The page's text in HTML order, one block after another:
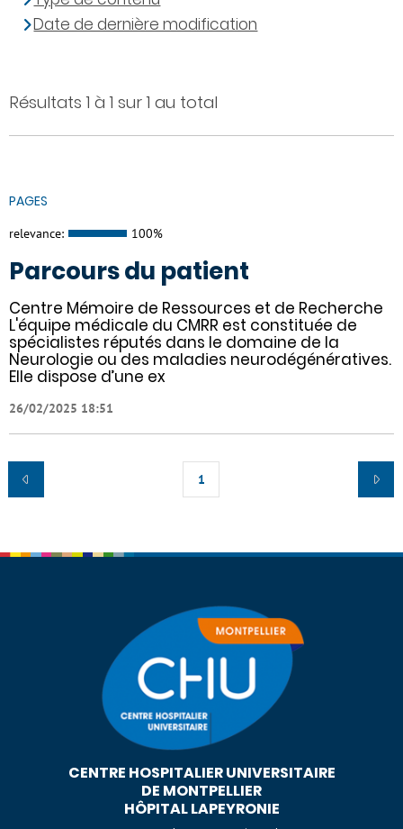
Résultats 1 à 1 sur 1 au total
PAGES
relevance: 100%
Parcours du patient
Centre Mémoire de Ressources et de Recherche
L'équipe médicale du CMRR est constituée de
spécialistes réputés dans le domaine de la
Neurologie ou des maladies neurodégénératives.
Elle dispose d’une ex
26/02/2025 18:51
1
Date de dernière modification
CENTRE HOSPITALIER UNIVERSITAIRE
DE MONTPELLIER
HÔPITAL LAPEYRONIE